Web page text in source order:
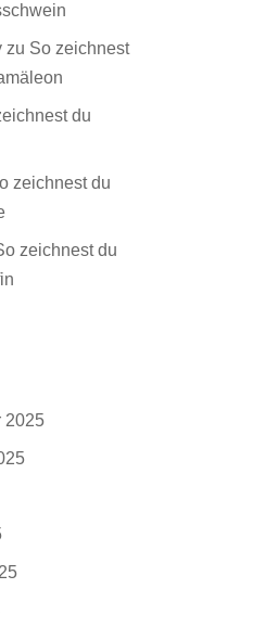
zu So zeichnest
du
zeichnest du
zeichnest du
2025